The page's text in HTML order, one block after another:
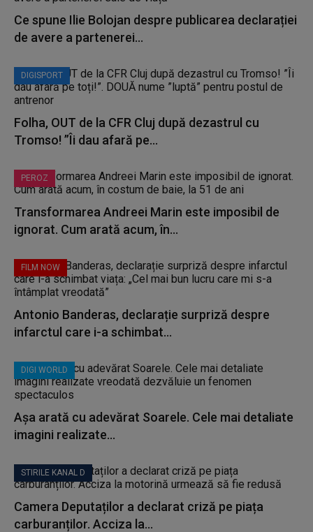
Ce spune Ilie Bolojan despre publicarea declarației
de avere a partenerei...
DIGISPORT
Folha, OUT de la CFR Cluj după dezastrul cu
Tromso! ”Îi dau afară pe...
PEROZ
Transformarea Andreei Marin este imposibil de
ignorat. Cum arată acum, în...
FILM NOW
Antonio Banderas, declarație surpriză despre
infarctul care i-a schimbat...
DIGI WORLD
Așa arată cu adevărat Soarele. Cele mai detaliate
imagini realizate...
STIRILE KANAL D
Camera Deputaților a declarat criză pe piața
carburanților. Acciza la...